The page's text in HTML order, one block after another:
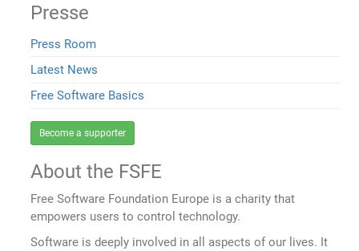
Presse
Press Room
Latest News
Free Software Basics
Become a supporter
About the FSFE
Free Software Foundation Europe is a charity that
empowers users to control technology.
Software is deeply involved in all aspects of our lives. It